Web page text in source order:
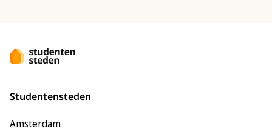
Studentensteden
Amsterdam